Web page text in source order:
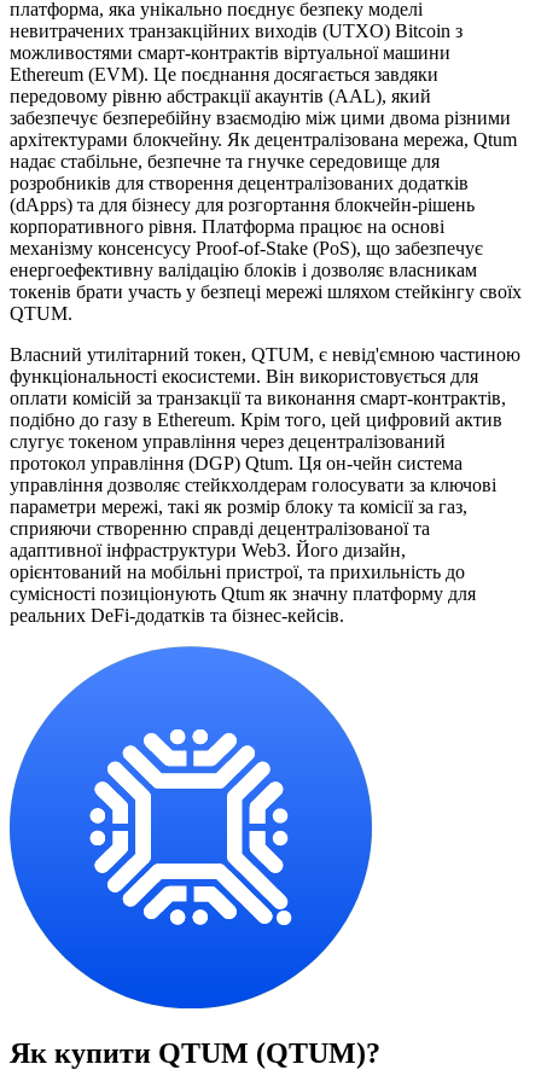
платформа, яка унікально поєднує безпеку моделі
невитрачених транзакційних виходів (UTXO) Bitcoin з
можливостями смарт-контрактів віртуальної машини
Ethereum (EVM). Це поєднання досягається завдяки
передовому рівню абстракції акаунтів (AAL), який
забезпечує безперебійну взаємодію між цими двома різними
архітектурами блокчейну. Як децентралізована мережа, Qtum
надає стабільне, безпечне та гнучке середовище для
розробників для створення децентралізованих додатків
(dApps) та для бізнесу для розгортання блокчейн-рішень
корпоративного рівня. Платформа працює на основі
механізму консенсусу Proof-of-Stake (PoS), що забезпечує
енергоефективну валідацію блоків і дозволяє власникам
токенів брати участь у безпеці мережі шляхом стейкінгу своїх
QTUM.
Власний утилітарний токен, QTUM, є невід'ємною частиною
функціональності екосистеми. Він використовується для
оплати комісій за транзакції та виконання смарт-контрактів,
подібно до газу в Ethereum. Крім того, цей цифровий актив
слугує токеном управління через децентралізований
протокол управління (DGP) Qtum. Ця он-чейн система
управління дозволяє стейкхолдерам голосувати за ключові
параметри мережі, такі як розмір блоку та комісії за газ,
сприяючи створенню справді децентралізованої та
адаптивної інфраструктури Web3. Його дизайн,
орієнтований на мобільні пристрої, та прихильність до
сумісності позиціонують Qtum як значну платформу для
реальних DeFi-додатків та бізнес-кейсів.
Як купити QTUM (QTUM)?